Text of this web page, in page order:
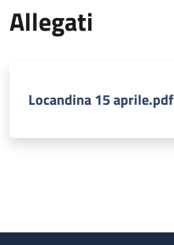
Allegati
Locandina 15 aprile.pdf